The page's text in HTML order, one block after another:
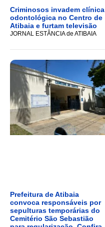
Criminosos invadem clínica
odontológica no Centro de
Atibaia e furtam televisão
JORNAL ESTÂNCIA de ATIBAIA
Prefeitura de Atibaia
convoca responsáveis por
sepulturas temporárias do
Cemitério São Sebastião